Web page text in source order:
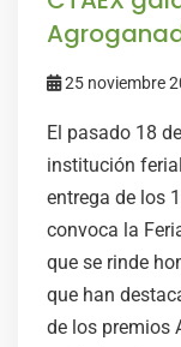
25 noviembre
El pasado 18
institución
entrega de los
convoca la
que se rinde
que han
de los premios